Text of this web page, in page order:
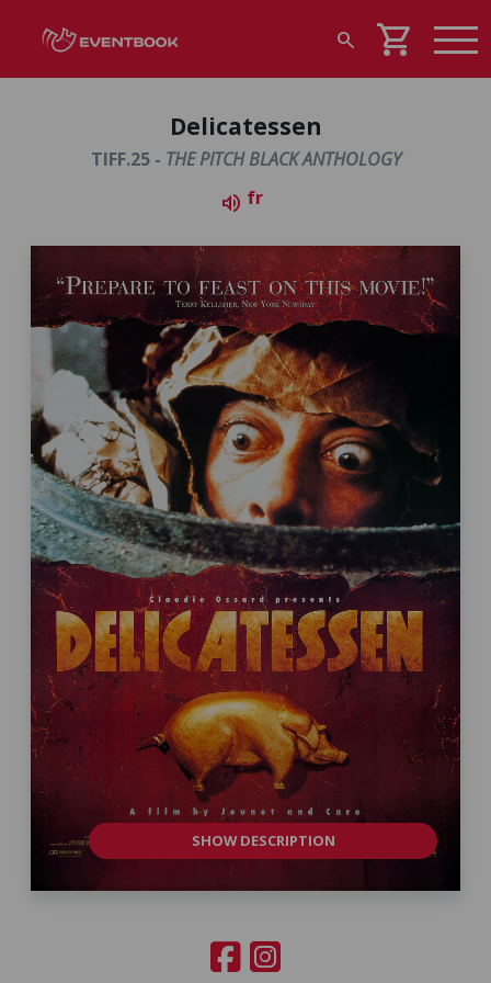
search shopping_cart
Delicatessen
TIFF.25 - THE PITCH BLACK ANTHOLOGY
volume_up fr
SHOW DESCRIPTION